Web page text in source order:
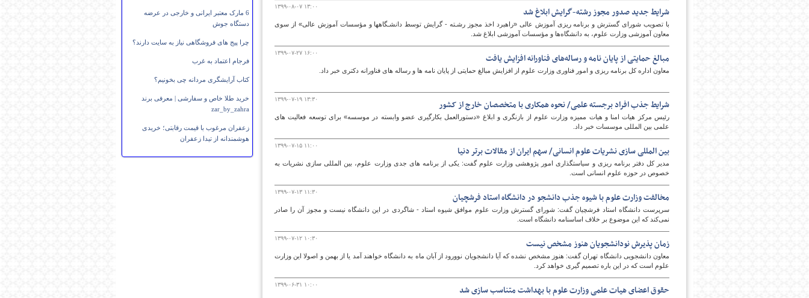
امروز
6 مارک معتبر ایرانی و خارجی در عرضه
دستگاه جوش
چرا پیج های فروشگاهی نیاز به سایت دارند؟
فرجام اعتماد به غرب
کتاب آرایشگری مردانه چی بخونیم؟
خرید طلا خاص و سفارشی | معرفی برند
zar_by_zahra
زعفران مرغوب با قیمت رقابتی؛ خریدی
هوشمندانه از تیدا زعفران
۱۳۹۹-۰۸-۰۷ ۱۳:۰۰ شرایط جدید صدور مجوز رشته-گرایش ابلاغ شد
با تصویب شورای گسترش و برنامه ریزی آموزش عالی «راهبرد اخذ مجوز رشـته - گرایش توسط دانشـگاهها و مؤسسات آموزش عالی» از سوی
معاون آموزشی وزارت علوم، به دانشگاه‌ها و مؤسسات آموزشی ابلاغ شد.
۱۳۹۹-۰۷-۲۷ ۱۶:۰۰ مبالغ حمایتی از پایان نامه و رساله‌های فناورانه افزایش یافت
معاون اداره کل برنامه ریزی و امور فناوری وزارت علوم از افزایش مبالغ حمایتی از پایان نامه ها و رساله های فناورانه دکتری خبر داد.
۱۳۹۹-۰۷-۱۹ ۱۳:۳۰ شرایط جذب افراد برجسته علمی/ نحوه همکاری با متخصصان خارج از کشور
رئیس مرکز هیات امنا و هیات ممیزه وزارت علوم از بازنگری و ابلاغ «دستورالعمل بکارگیری عضو وابسته در موسسه» برای توسعه فعالیت های
علمی بین المللی موسسات خبر داد.
۱۳۹۹-۰۷-۱۵ ۱۱:۰۰ بین المللی سازی نشریات علوم انسانی/ سهم ایران از مقالات برتر دنیا
مدیر کل دفتر برنامه ریزی و سیاستگذاری امور پژوهشی وزارت علوم گفت: یکی از برنامه های جدی وزارت علوم، بین المللی سازی نشریات به
خصوص در حوزه علوم انسانی است.
۱۳۹۹-۰۷-۱۳ ۱۱:۳۰ مخالفت وزارت علوم با شیوه جذب دانشجو در دانشگاه استاد فرشچیان
سرپرست دانشگاه استاد فرشچیان گفت: شورای گسترش وزارت علوم موافق شیوه استاد - شاگردی در این دانشگاه نیست و مجوز آن را صادر
نمی‌کند که این موضوع بر خلاف اساسنامه دانشگاه است.
۱۳۹۹-۰۷-۱۲ ۱۰:۳۰ زمان پذیرش نودانشجویان هنوز مشخص نیست
معاون دانشجویی دانشگاه تهران گفت: هنوز مشخص نشده که آیا دانشجویان نوورود از آبان ماه به دانشگاه خواهند آمد یا از بهمن و اصولا این وزارت
علوم است که در این باره تصمیم گیری خواهد کرد.
۱۳۹۹-۰۶-۳۱ ۱۰:۰۰ حقوق اعضای هیات علمی وزارت علوم با بهداشت متناسب سازی شد